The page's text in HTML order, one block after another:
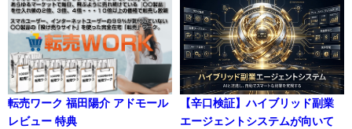
転売ワーク 福田陽介 アドモール
レビュー 特典
【辛口検証】ハイブリッド副業
エージェントシステムが向いて